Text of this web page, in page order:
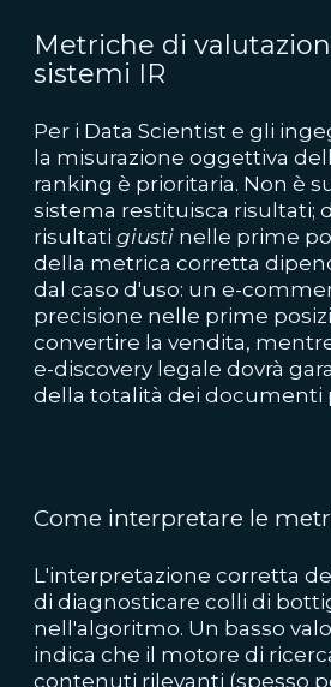
Metriche di
sistemi IR
Per i Data Scientist e gli
la misurazione oggettiva
ranking è prioritaria. Non è
sistema restituisca risultati;
risultati giusti nelle prime
della metrica corretta
dal caso d'uso: un e-
precisione nelle prime
convertire la vendita,
e-discovery legale dovrà
della totalità dei documenti
Come interpretare le
L'interpretazione corretta
di diagnosticare colli di
nell'algoritmo. Un basso
indica che il motore di
contenuti rilevanti (spesso